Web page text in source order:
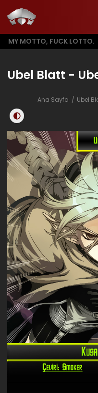
MY MOTTO, FUCK LOTTO.
Ubel Blatt -
Ana Sayfa Ubel